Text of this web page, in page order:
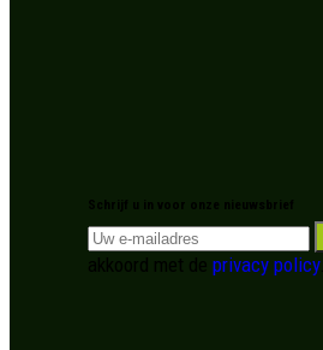
Schrijf u in voor onze nieuwsbrief
akkoord met de privacy policy.